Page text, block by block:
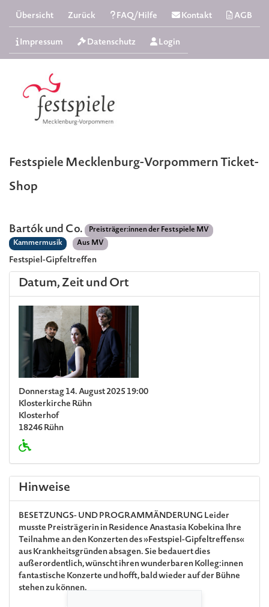
Übersicht Zurück FAQ/Hilfe Kontakt AGB
Impressum Datenschutz Login
Festspiele Mecklenburg-Vorpommern Ticket-
Shop
Bartók und Co.
Preisträger:innen der Festspiele MV
Kammermusik
Aus MV
Festspiel-Gipfeltreffen
Datum, Zeit und Ort
Donnerstag 14. August 2025 19:00
Klosterkirche Rühn
Klosterhof
18246 Rühn
Hinweise
BESETZUNGS- UND PROGRAMMÄNDERUNG Leider
musste Preisträgerin in Residence Anastasia Kobekina Ihre
Teilnahme an den Konzerten des »Festspiel-Gipfeltreffens«
aus Krankheitsgründen absagen. Sie bedauert dies
außerordentlich, wünscht ihren wunderbaren Kolleg:innen
fantastische Konzerte und hofft, bald wieder auf der Bühne
stehen zu können.